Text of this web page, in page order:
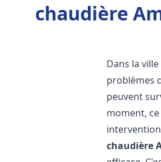
chaudière
Dans la
problèmes
peuvent
moment,
chaudière